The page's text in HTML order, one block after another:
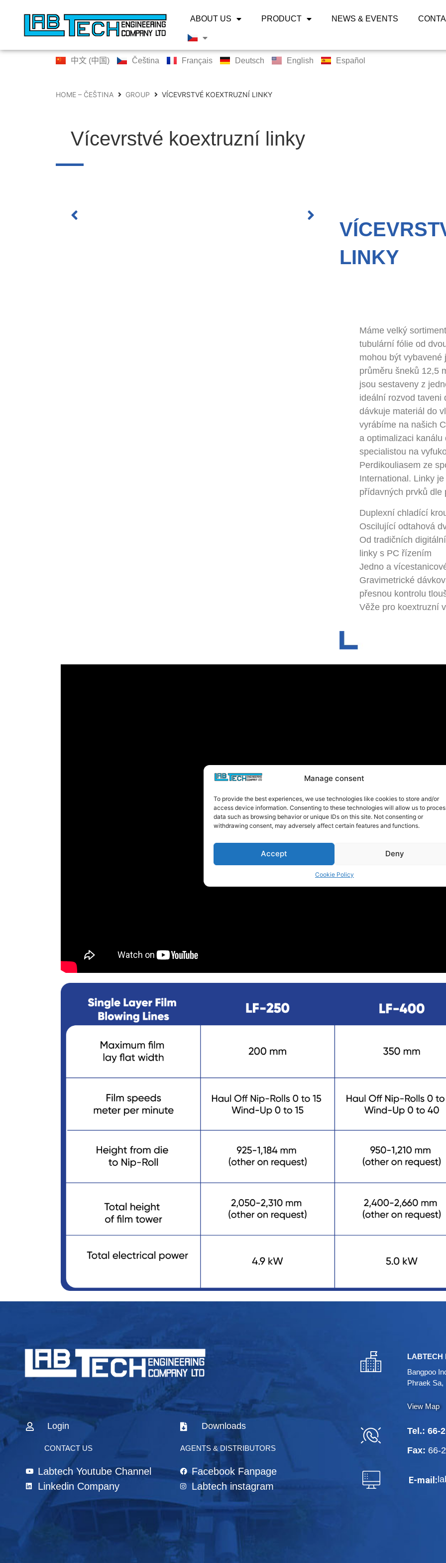
Manage consent
To provide the best experiences, we use technologies like cookies to store and/or
access device information. Consenting to these technologies will allow us to
data such as browsing behavior or unique IDs on this site. Not consenting or
withdrawing consent, may adversely affect certain features and functions.
Accept Deny
Cookie Policy
ABOUT US PRODUCT NEWS & EVENTS
中文 (中国) Čeština Français Deutsch English Español
HOME – ČEŠTINA GROUP VÍCEVRSTVÉ KOEXTRUZNÍ LINKY
Vícevrstvé koextruzní linky
LINKY
Máme velký
tubulární fólie od
mohou být vybavené
průměru šneků 12,5
jsou sestaveny z
ideální rozvod taveni
dávkuje materiál do
vyrábíme na našich
a optimalizaci
specialistou na
Perdikouliasem ze
International. Linky
přídavných prvků dle
Duplexní chladící
Oscilující odtahová
Od tradičních
linky s PC řízením
Jedno a
Gravimetrické
přesnou kontrolu
Věže pro koextruzní
Login Downloads
CONTACT US AGENTS & DISTRIBUTORS
Labtech Youtube Channel
Linkedin Company
Facebook Fanpage
Labtech instagram
LABTECH
Bangpoo
Phraek Sa,
View Map
Tel.:66-
Fax: 66-
E-mail: